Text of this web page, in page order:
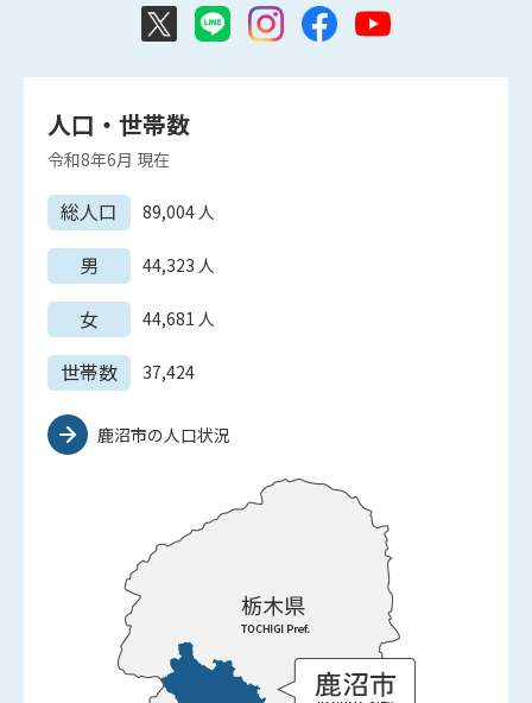
人口・世帯数
令和8年6月 現在
総人口 89,004人
男 44,323 人
女 44,681 人
世帯数 37,424
鹿沼市の人口状況